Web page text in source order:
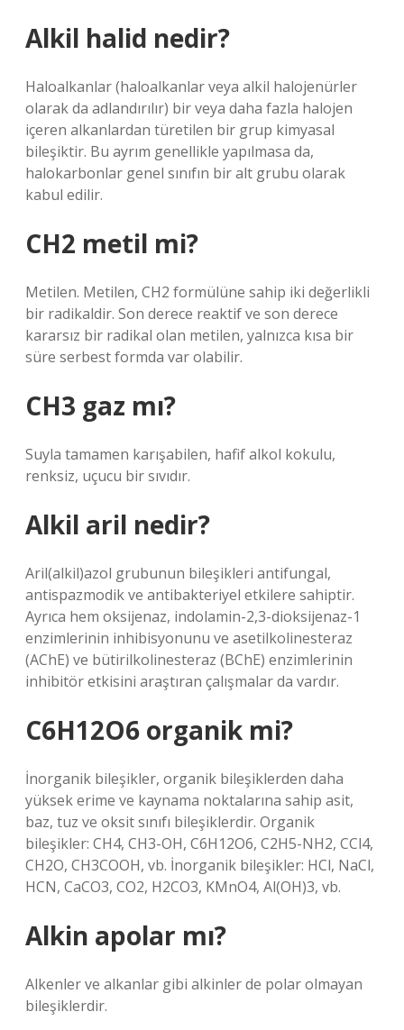
Alkil halid nedir?
Haloalkanlar (haloalkanlar veya alkil halojenürler
olarak da adlandırılır) bir veya daha fazla halojen
içeren alkanlardan türetilen bir grup kimyasal
bileşiktir. Bu ayrım genellikle yapılmasa da,
halokarbonlar genel sınıfın bir alt grubu olarak
kabul edilir.
CH2 metil mi?
Metilen. Metilen, CH2 formülüne sahip iki değerlikli
bir radikaldir. Son derece reaktif ve son derece
kararsız bir radikal olan metilen, yalnızca kısa bir
süre serbest formda var olabilir.
CH3 gaz mı?
Suyla tamamen karışabilen, hafif alkol kokulu,
renksiz, uçucu bir sıvıdır.
Alkil aril nedir?
Aril(alkil)azol grubunun bileşikleri antifungal,
antispazmodik ve antibakteriyel etkilere sahiptir.
Ayrıca hem oksijenaz, indolamin-2,3-dioksijenaz-1
enzimlerinin inhibisyonunu ve asetilkolinesteraz
(AChE) ve bütirilkolinesteraz (BChE) enzimlerinin
inhibitör etkisini araştıran çalışmalar da vardır.
C6H12O6 organik mi?
İnorganik bileşikler, organik bileşiklerden daha
yüksek erime ve kaynama noktalarına sahip asit,
baz, tuz ve oksit sınıfı bileşiklerdir. Organik
bileşikler: CH4, CH3-OH, C6H12O6, C2H5-NH2, CCl4,
CH2O, CH3COOH, vb. İnorganik bileşikler: HCl, NaCl,
HCN, CaCO3, CO2, H2CO3, KMnO4, Al(OH)3, vb.
Alkin apolar mı?
Alkenler ve alkanlar gibi alkinler de polar olmayan
bileşiklerdir.